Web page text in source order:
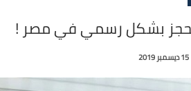
15 ديسمبر 2019